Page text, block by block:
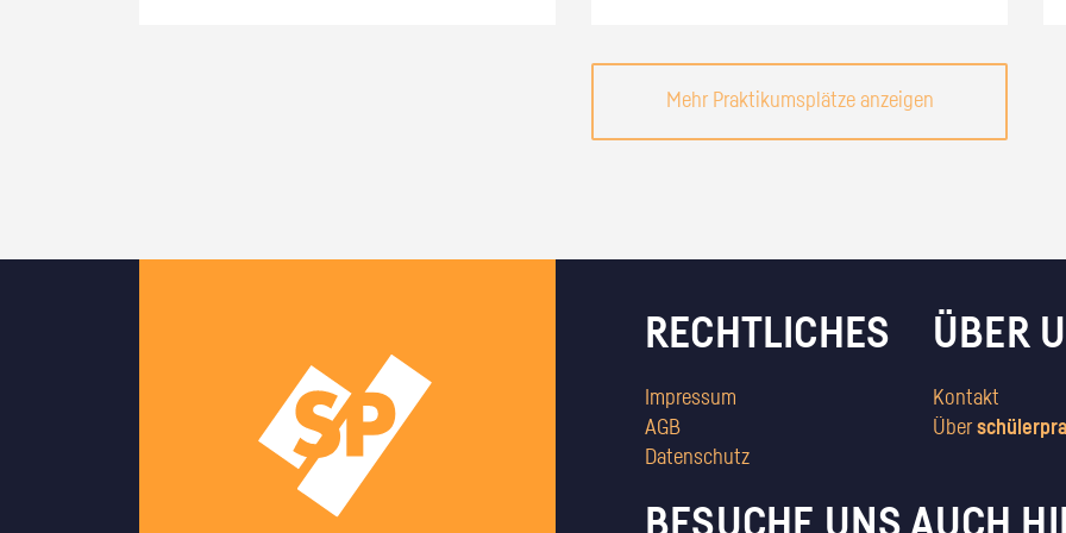
Mehr Praktikumsplätze anzeigen
RECHTLICHES
Impressum
AGB
Datenschutz
ÜBER
Kontakt
Über